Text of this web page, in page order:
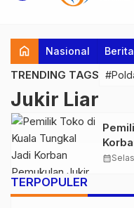
home Nasional Berita
TRENDING TAGS
Jukir Liar
calendar_month
TERPOPULER